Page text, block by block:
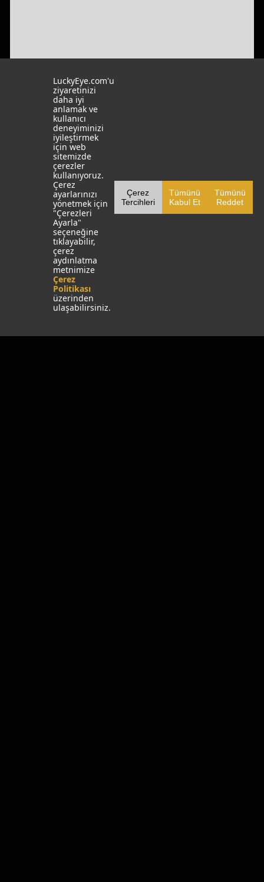
İçin Önemi
LuckyEye.com'u
ziyaretinizi
daha iyi
anlamak ve
kullanıcı
deneyiminizi
iyileştirmek
için web
sitemizde
çerezler
kullanıyoruz.
Çerez
ayarlarınızı
yönetmek için
"Çerezleri
Ayarla"
seçeneğine
tıklayabilir,
çerez
aydınlatma
metnimize
Çerez
Politikası
üzerinden
ulaşabilirsiniz.
Çerez
Tercihleri
Tümünü
Kabul Et
Tümünü
Reddet